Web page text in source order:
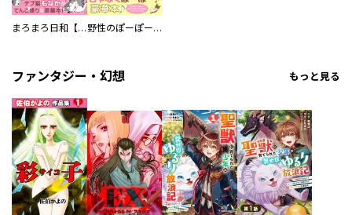
まろまろ日和【豪華版】 野性のぽーぽー【豪華版】
ファンタジー・幻想 もっと見る